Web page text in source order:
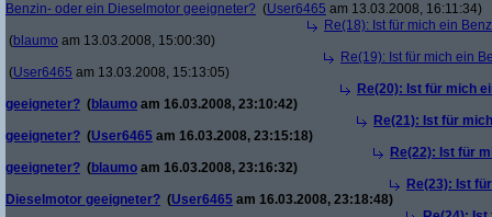
Benzin- oder ein Dieselmotor geeigneter? (User6465 am 13.03.2008, 16:11:34)
Re(18): Ist für mich ein
(blaumo am 13.03.2008, 15:00:30)
Re(19): Ist für mich ein
(User6465 am 13.03.2008, 15:13:05)
Re(20): Ist für mich
geeigneter? (blaumo am 16.03.2008, 23:10:42)
Re(21): Ist für
geeigneter? (User6465 am 16.03.2008, 23:15:18)
Re(22): Ist für
geeigneter? (blaumo am 16.03.2008, 23:16:32)
Re(23): Ist
Dieselmotor geeigneter? (User6465 am 16.03.2008, 23:18:48)